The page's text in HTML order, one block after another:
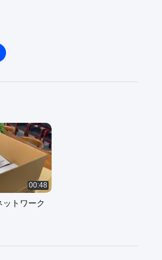
00:48
トワーク